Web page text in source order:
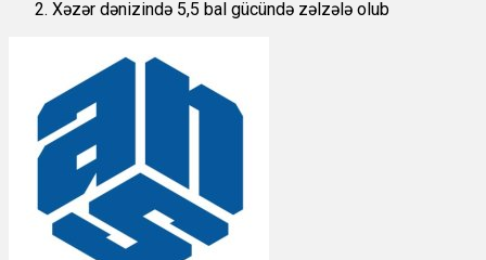
Xəzər dənizində 5,5 bal gücündə zəlzələ olub